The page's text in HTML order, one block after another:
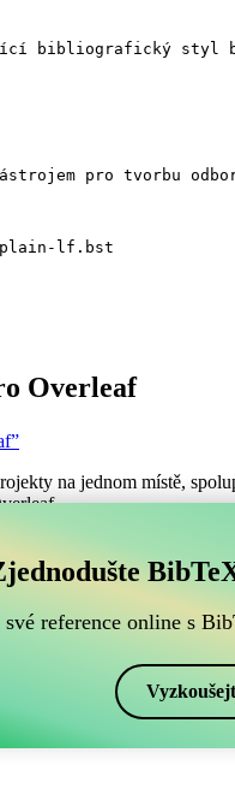
bibliografický styl
pro tvorbu
lf.bst
Overleaf
na jednom místě,
referencí,
referencí, který je
citace a bibliografii v
Overleafu.
včetně babplain-lf.
své reference online s